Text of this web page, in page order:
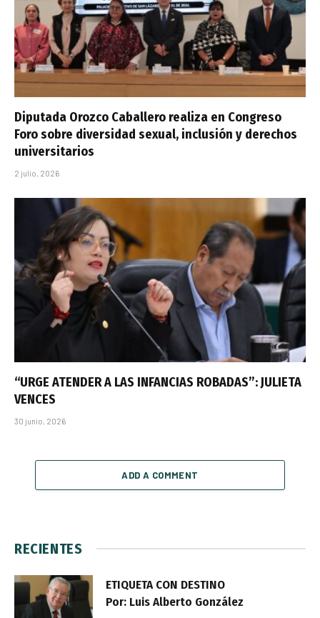
Diputada Orozco Caballero realiza en Congreso
Foro sobre diversidad sexual, inclusión y derechos
universitarios
2 julio, 2026
“URGE ATENDER A LAS INFANCIAS ROBADAS”: JULIETA
VENCES
30 junio, 2026
ADD A COMMENT
RECIENTES
ETIQUETA CON DESTINO
Por: Luis Alberto González